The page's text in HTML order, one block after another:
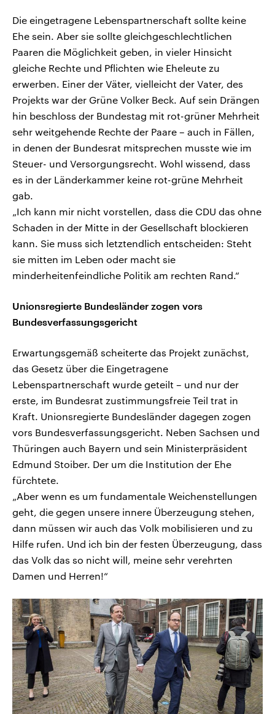
Die eingetragene Lebenspartnerschaft sollte keine
Ehe sein. Aber sie sollte gleichgeschlechtlichen
Paaren die Möglichkeit geben, in vieler Hinsicht
gleiche Rechte und Pflichten wie Eheleute zu
erwerben. Einer der Väter, vielleicht der Vater, des
Projekts war der Grüne Volker Beck. Auf sein Drängen
hin beschloss der Bundestag mit rot-grüner Mehrheit
sehr weitgehende Rechte der Paare – auch in Fällen,
in denen der Bundesrat mitsprechen musste wie im
Steuer- und Versorgungsrecht. Wohl wissend, dass
es in der Länderkammer keine rot-grüne Mehrheit
gab.
„Ich kann mir nicht vorstellen, dass die CDU das ohne
Schaden in der Mitte in der Gesellschaft blockieren
kann. Sie muss sich letztendlich entscheiden: Steht
sie mitten im Leben oder macht sie
minderheitenfeindliche Politik am rechten Rand.“
Unionsregierte Bundesländer zogen vors
Bundesverfassungsgericht
Erwartungsgemäß scheiterte das Projekt zunächst,
das Gesetz über die Eingetragene
Lebenspartnerschaft wurde geteilt – und nur der
erste, im Bundesrat zustimmungsfreie Teil trat in
Kraft. Unionsregierte Bundesländer dagegen zogen
vors Bundesverfassungsgericht. Neben Sachsen und
Thüringen auch Bayern und sein Ministerpräsident
Edmund Stoiber. Der um die Institution der Ehe
fürchtete.
„Aber wenn es um fundamentale Weichenstellungen
geht, die gegen unsere innere Überzeugung stehen,
dann müssen wir auch das Volk mobilisieren und zu
Hilfe rufen. Und ich bin der festen Überzeugung, dass
das Volk das so nicht will, meine sehr verehrten
Damen und Herren!“